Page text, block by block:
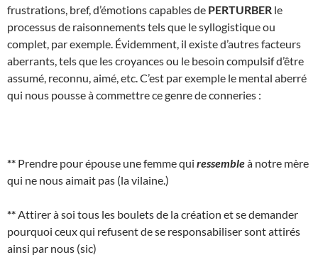
frustrations, bref, d’émotions capables de PERTURBER le
processus de raisonnements tels que le syllogistique ou
complet, par exemple. Évidemment, il existe d’autres facteurs
aberrants, tels que les croyances ou le besoin compulsif d’être
assumé, reconnu, aimé, etc. C’est par exemple le mental aberré
qui nous pousse à commettre ce genre de conneries :
** Prendre pour épouse une femme qui ressembleà notre mère
qui ne nous aimait pas (la vilaine.)
** Attirer à soi tous les boulets de la création et se demander
pourquoi ceux qui refusent de se responsabiliser sont attirés
ainsi par nous (sic)